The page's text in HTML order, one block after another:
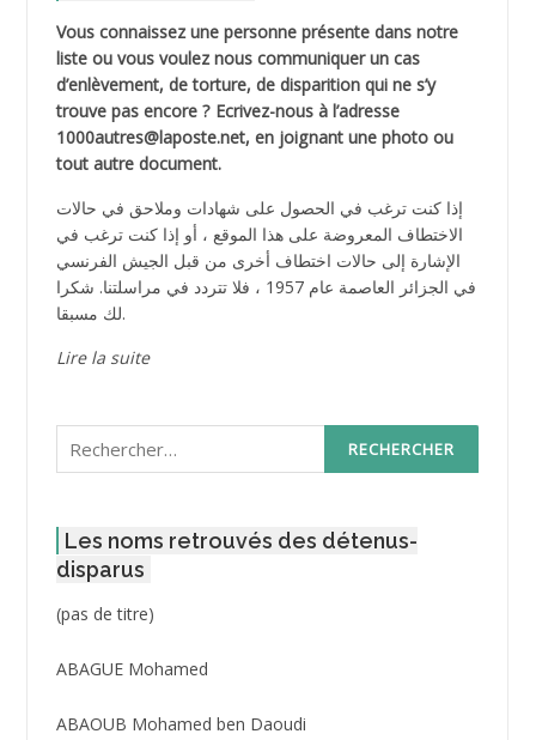
Vous connaissez une personne présente dans notre
liste ou vous voulez nous communiquer un cas
d’enlèvement, de torture, de disparition qui ne s’y
trouve pas encore ? Ecrivez-nous à l’adresse
1000autres@laposte.net, en joignant une photo ou
tout autre document.
إذا كنت ترغب في الحصول على شهادات وملاحق في حالات
الاختطاف المعروضة على هذا الموقع ، أو إذا كنت ترغب في
الإشارة إلى حالات اختطاف أخرى من قبل الجيش الفرنسي
في الجزائر العاصمة عام 1957 ، فلا تتردد في مراسلتنا. شكرا
لك مسبقا.
Lire la suite
Rechercher :
Les noms retrouvés des détenus-
disparus
(pas de titre)Post
3416
ABAGUE Mohamed
ABAOUB Mohamed ben Daoudi